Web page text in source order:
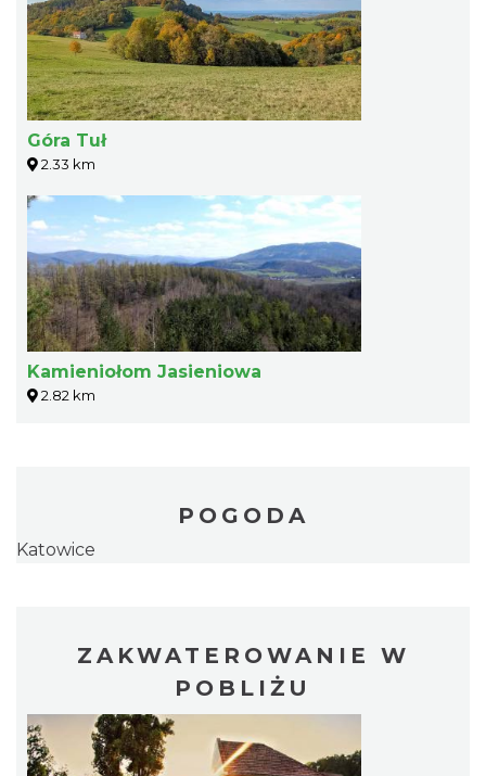
Góra Tuł
2.33 km
Kamieniołom Jasieniowa
2.82 km
POGODA
Katowice
ZAKWATEROWANIE W
POBLIŻU